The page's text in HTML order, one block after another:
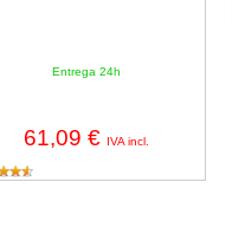
Entrega 24h
61,09 € IVA incl.